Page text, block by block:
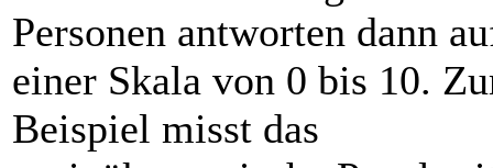
Personen antworten dann
einer Skala von 0 bis 10.
Beispiel misst das